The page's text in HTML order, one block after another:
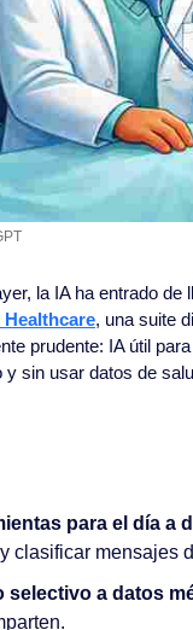
la IA ha entrado
, una suite
prudente: IA útil
sin usar datos de
para el día a
clasificar mensajes
selectivo a datos